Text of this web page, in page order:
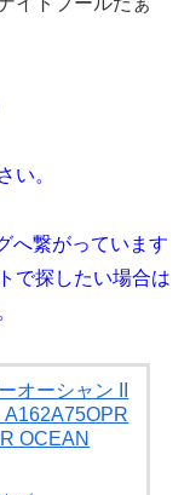
い。
へ繋がっています
で探したい場合は
オーシャン II
OCEAN